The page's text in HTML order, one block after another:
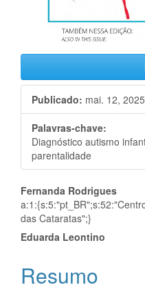
Publicado: mai. 12, 2025
Palavras-chave:
Diagnóstico autismo
parentalidade
Conteúdo
do
artigo
principal
Fernanda Rodrigues
das Cataratas";}
Eduarda Leontino
Resumo